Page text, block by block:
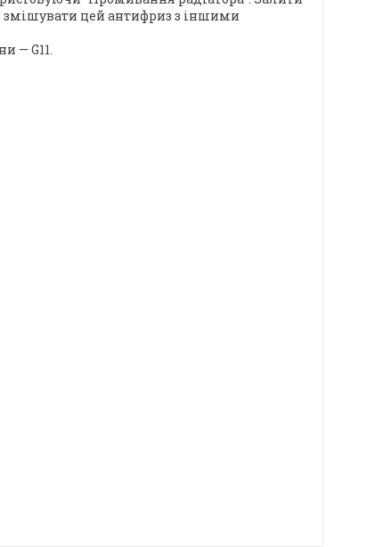
змішувати цей антифриз з іншими
— G11.